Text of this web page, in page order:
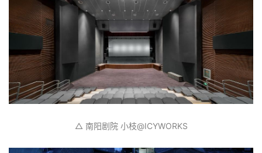
△ 南阳剧院 小枝️@ICYWORKS